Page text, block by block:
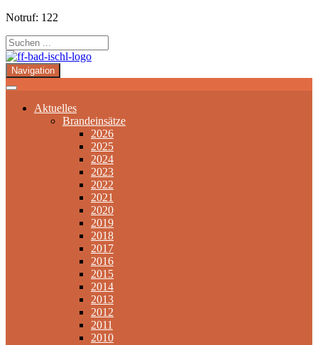
Notruf: 122
Navigation
Aktuelles
Brandeinsätze
2026
2025
2024
2023
2022
2021
2020
2019
2018
2017
2016
2015
2014
2013
2012
2011
2010